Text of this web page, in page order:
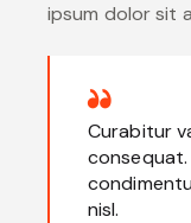
ipsum dolor sit
Curabitur
consequat.
nisl.